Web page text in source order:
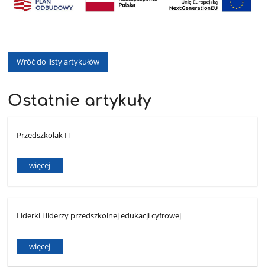
Wróć do listy artykułów
Ostatnie artykuły
Przedszkolak IT
więcej
Liderki i liderzy przedszkolnej edukacji cyfrowej
więcej